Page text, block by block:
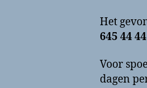
Het
645 44 44
Voor
dagen